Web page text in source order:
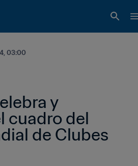
03:00
y
cuadro del
de Clubes